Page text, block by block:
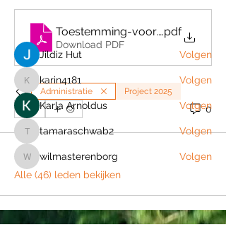
Toestemming-voor-reizen-
.pdf
Download PDF
Administratie
Project 2025
0
0
Jildiz Hut
Volgen
karin4181
karin4181 Volgen
Karla Arnoldus Volgen
tamaraschwab2
tamaraschwab2 Volgen
wilmasterenborg
wilmasterenborg
Volgen
Alle (46) leden bekijken